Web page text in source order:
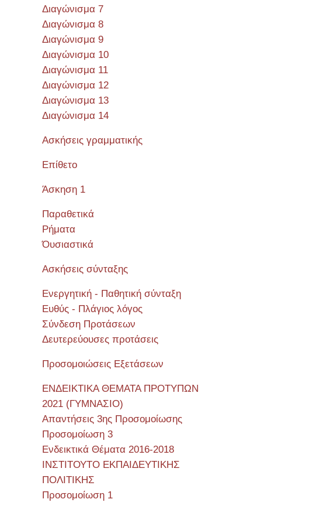
Διαγώνισμα 7
Διαγώνισμα 8
Διαγώνισμα 9
Διαγώνισμα 10
Διαγώνισμα 11
Διαγώνισμα 12
Διαγώνισμα 13
Διαγώνισμα 14
Ασκήσεις γραμματικής
Επίθετο
Άσκηση 1
Παραθετικά
Ρήματα
Όυσιαστικά
Ασκήσεις σύνταξης
Ενεργητική - Παθητική σύνταξη
Ευθύς - Πλάγιος λόγος
Σύνδεση Προτάσεων
Δευτερεύουσες προτάσεις
Προσομοιώσεις Εξετάσεων
ΕΝΔΕΙΚΤΙΚΑ ΘΕΜΑΤΑ ΠΡΟΤΥΠΩΝ
2021 (ΓΥΜΝΑΣΙΟ)
Απαντήσεις 3ης Προσομοίωσης
Προσομοίωση 3
Ενδεικτικά Θέματα 2016-2018
ΙΝΣΤΙΤΟΥΤΟ ΕΚΠΑΙΔΕΥΤΙΚΗΣ
ΠΟΛΙΤΙΚΗΣ
Προσομοίωση 1